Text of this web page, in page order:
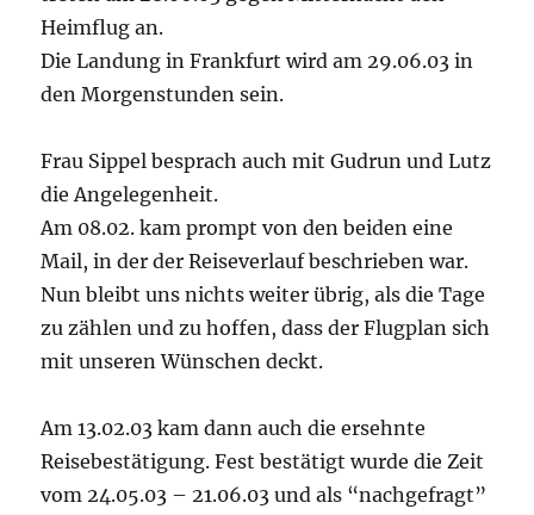
Heimflug an.
Die Landung in Frankfurt wird am 29.06.03 in
den Morgenstunden sein.
Frau Sippel besprach auch mit Gudrun und Lutz
die Angelegenheit.
Am 08.02. kam prompt von den beiden eine
Mail, in der der Reiseverlauf beschrieben war.
Nun bleibt uns nichts weiter übrig, als die Tage
zu zählen und zu hoffen, dass der Flugplan sich
mit unseren Wünschen deckt.
Am 13.02.03 kam dann auch die ersehnte
Reisebestätigung. Fest bestätigt wurde die Zeit
vom 24.05.03 – 21.06.03 und als “nachgefragt”